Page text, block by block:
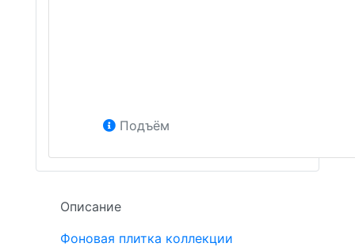
Подъём
Описание
Фоновая плитка коллекции